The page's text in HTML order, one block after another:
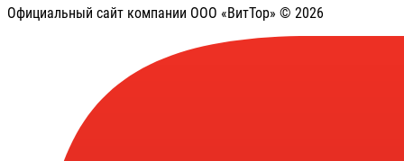
Официальный сайт компании ООО «ВитТор» © 2026